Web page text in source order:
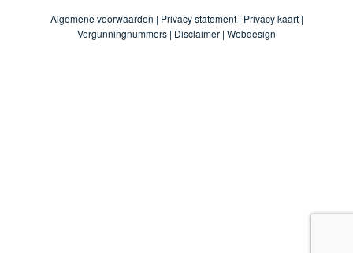
Algemene voorwaarden | Privacy statement| Privacy kaart|
Vergunningnummers | Disclaimer | Webdesign